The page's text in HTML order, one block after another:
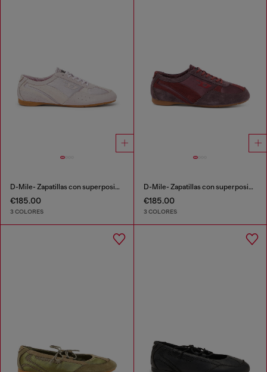
D-Mile- Zapatillas con superposiciones de ante
€185.00
3 COLORES
D-Mile- Zapatillas con superposiciones de ante
€185.00
3 COLORES